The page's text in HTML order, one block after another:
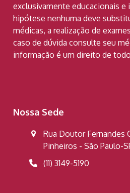
exclusivamente educacionais e
hipótese nenhuma deve
médicas, a realização de
caso de dúvida consulte seu
informação é um direito de
Nossa Sede
Rua Doutor Fernandes
Pinheiros - São Paulo-
(11) 3149-5190